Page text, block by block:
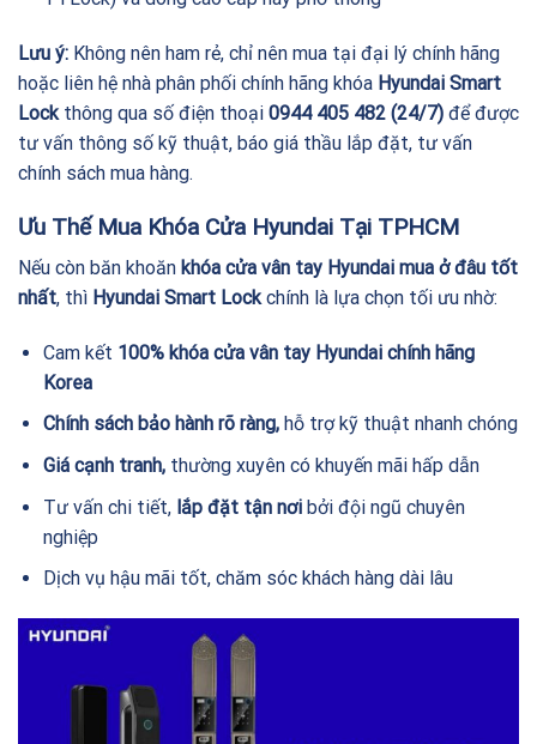
Lưu ý: Không nên ham rẻ, chỉ nên mua tại đại lý chính hãng
hoặc liên hệ nhà phân phối chính hãng khóa Hyundai Smart
Lock thông qua số điện thoại 0944 405 482 (24/7) để được
tư vấn thông số kỹ thuật, báo giá thầu lắp đặt, tư vấn
chính sách mua hàng.
Ưu Thế Mua Khóa Cửa Hyundai Tại TPHCM
Nếu còn băn khoăn khóa cửa vân tay Hyundai mua ở đâu tốt
nhất, thì Hyundai Smart Lock chính là lựa chọn tối ưu nhờ:
Cam kết 100% khóa cửa vân tay Hyundai chính hãng
Korea
Chính sách bảo hành rõ ràng,hỗ trợ kỹ thuật nhanh chóng
Giá cạnh tranh,thường xuyên có khuyến mãi hấp dẫn
Tư vấn chi tiết, lắp đặt tận nơibởi đội ngũ chuyên
nghiệp
Dịch vụ hậu mãi tốt, chăm sóc khách hàng dài lâu